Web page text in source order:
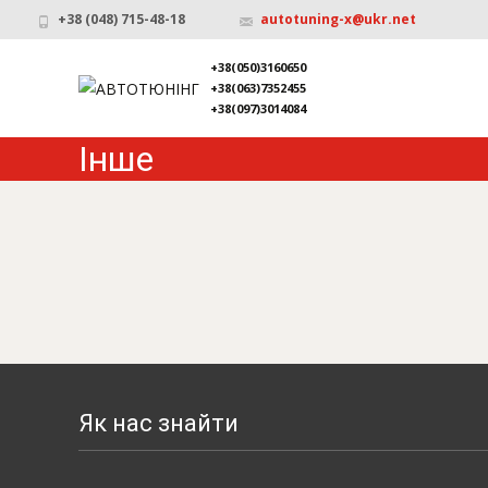
+38 (048) 715-48-18 autotuning-x@ukr.net
+38(050)3160650
+38(063)7352455
+38(097)3014084
Інше
Як нас знайти